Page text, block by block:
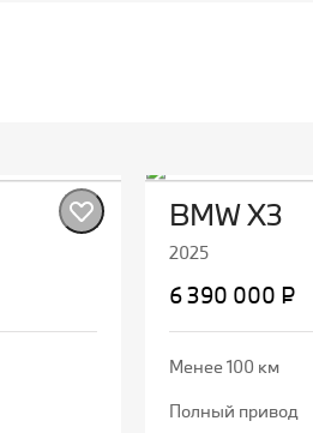
BMW X3
2025
6 390 000 ₽
Менее 100 км
полный привод